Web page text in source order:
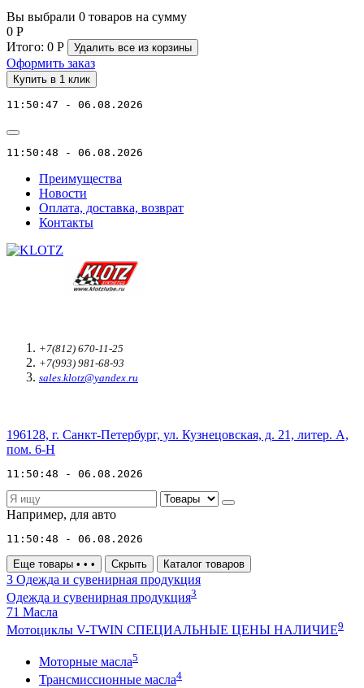
Вы выбрали 0 товаров на сумму
0 Р
Итого: 0 Р Удалить все из корзины
Оформить заказ
Купить в 1 клик
11:50:47 - 06.08.2026
11:50:48 - 06.08.2026
Преимущества
Новости
Оплата, доставка, возврат
Контакты
+7(812) 670-11-25
+7(993) 981-68-93
sales.klotz@yandex.ru
196128, г. Санкт-Петербург, ул. Кузнецовская, д. 21, литер. А,
пом. 6-Н
11:50:48 - 06.08.2026
Например, для авто
11:50:48 - 06.08.2026
Еще товары • • • Скрыть Каталог товаров
3 Одежда и сувенирная продукция
Одежда и сувенирная продукция3
71 Масла
Мотоциклы V-TWIN СПЕЦИАЛЬНЫЕ ЦЕНЫ НАЛИЧИЕ9
Моторные масла5
Трансмиссионные масла4